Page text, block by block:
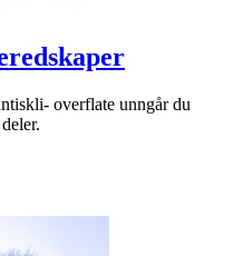
overflate unngår du